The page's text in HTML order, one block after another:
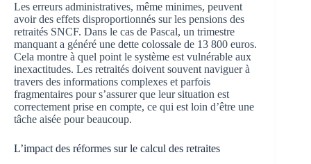
Les erreurs administratives, même minimes, peuvent
avoir des effets disproportionnés sur les pensions des
retraités SNCF. Dans le cas de Pascal, un trimestre
manquant a généré une dette colossale de 13 800 euros.
Cela montre à quel point le système est vulnérable aux
inexactitudes. Les retraités doivent souvent naviguer à
travers des informations complexes et parfois
fragmentaires pour s’assurer que leur situation est
correctement prise en compte, ce qui est loin d’être une
tâche aisée pour beaucoup.
L’impact des réformes sur le calcul des retraites